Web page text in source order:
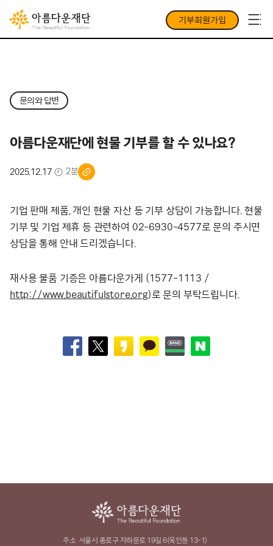
기부회원가입
문의와 답변
아름다운재단에 현물 기부를 할 수 있나요?
2025.12.17 2분
기업 판매 제품, 개인 현물 자산 등 기부 상담이 가능합니다. 현물
기부 및 기업 제휴 등 관련하여 02-6930-4577로 문의 주시면
상담을 통해 안내 드리겠습니다.
재사용 물품 기증은 아름다운가게 (1577-1113 /
http://www.beautifulstore.org)로 문의 부탁드립니다.
주소 서울시 종로구 자하문로 19길 6(옥인동 13-1)